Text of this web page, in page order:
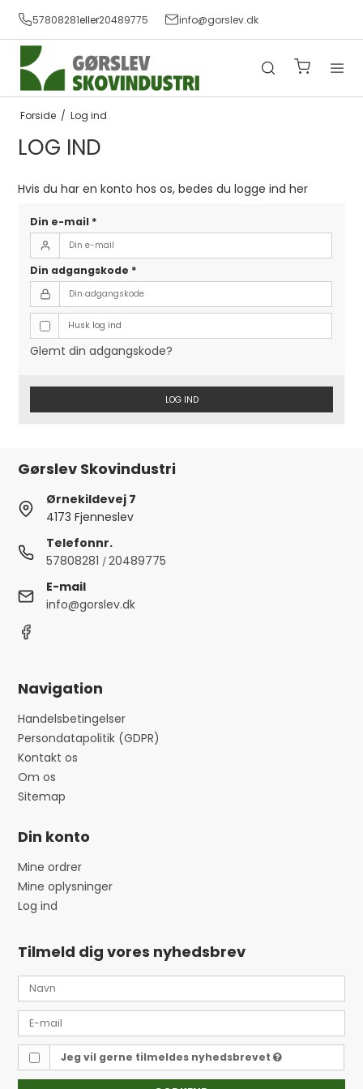
57808281eller20489775 info@gorslev.dk
Forside / Log ind
LOG IND
Hvis du har en konto hos os, bedes du logge ind her
Din e-mail *
Din adgangskode *
Husk log ind
Glemt din adgangskode?
LOG IND
Gørslev Skovindustri
Ørnekildevej 7
4173 Fjenneslev
Telefonnr.
57808281 /20489775
E-mail
info@gorslev.dk
Navigation
Handelsbetingelser
Persondatapolitik (GDPR)
Kontakt os
Om os
Sitemap
Din konto
Mine ordrer
Mine oplysninger
Log ind
Tilmeld dig vores nyhedsbrev
Jeg vil gerne tilmeldes nyhedsbrevet